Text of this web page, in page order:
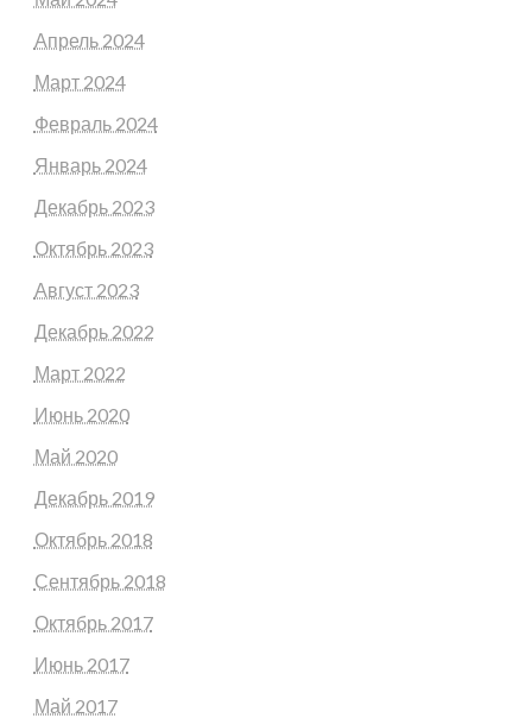
Апрель 2024
Март 2024
Февраль 2024
Январь 2024
Декабрь 2023
Октябрь 2023
Август 2023
Декабрь 2022
Март 2022
Июнь 2020
Май 2020
Декабрь 2019
Октябрь 2018
Сентябрь 2018
Октябрь 2017
Июнь 2017
Май 2017